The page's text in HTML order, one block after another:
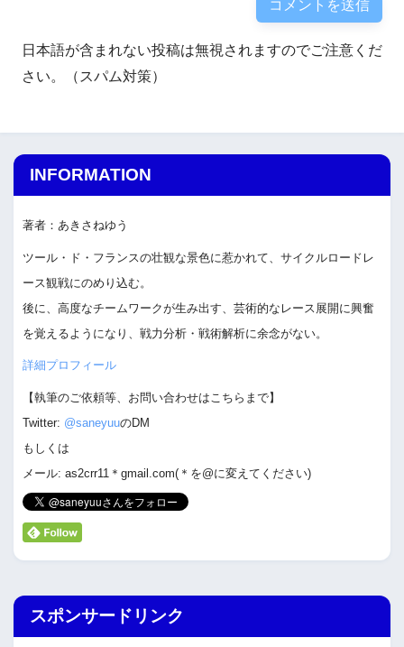
日本語が含まれない投稿は無視されますのでご注意くだ
さい。（スパム対策）
INFORMATION
著者：あきさねゆう
ツール・ド・フランスの壮観な景色に惹かれて、サイクルロードレ
ース観戦にのめり込む。
後に、高度なチームワークが生み出す、芸術的なレース展開に興奮
を覚えるようになり、戦力分析・戦術解析に余念がない。
詳細プロフィール
【執筆のご依頼等、お問い合わせはこちらまで】
Twitter: @saneyuuのDM
もしくは
メール: as2crr11＊gmail.com(＊を@に変えてください)
スポンサードリンク